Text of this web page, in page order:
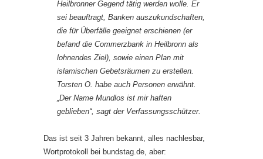
Heilbronner Gegend tätig werden wolle. Er
sei beauftragt, Banken auszukundschaften,
die für Überfälle geeignet erschienen (er
befand die Commerzbank in Heilbronn als
lohnendes Ziel), sowie einen Plan mit
islamischen Gebetsräumen zu erstellen.
Torsten O. habe auch Personen erwähnt.
„Der Name Mundlos ist mir haften
geblieben“, sagt der Verfassungsschützer.
Das ist seit 3 Jahren bekannt, alles nachlesbar,
Wortprotokoll bei bundstag.de, aber: